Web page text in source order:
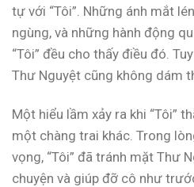
tự với “Tôi”. Những ánh mắt
ngùng, và những hành động
“Tôi” đều cho thấy điều đó.
Thư Nguyệt cũng không dám
Một hiểu lầm xảy ra khi “Tôi”
một chàng trai khác. Trong
vọng, “Tôi” đã tránh mặt Thư
chuyện và giúp đỡ cô như